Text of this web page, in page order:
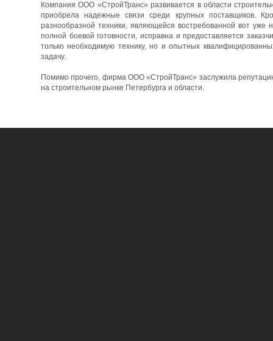
Компания ООО «СтройТранс» развивается в области
приобрела надежные связи среди крупных поставщиков.
разнообразной техники, являющейся востребованной вот уже
полной боевой готовности, исправна и предоставляется
только необходимую технику, но и опытных
задачу.
Помимо прочего, фирма ООО «СтройТранс» заслужила
на строительном рынке Петербурга и области.